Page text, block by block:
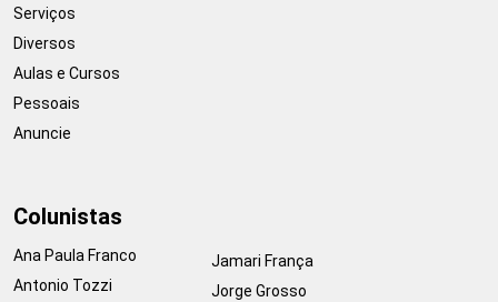
Serviços
Diversos
Aulas e Cursos
Pessoais
Anuncie
Colunistas
Ana Paula Franco
Antonio Tozzi
Jamari França
Jorge Grosso